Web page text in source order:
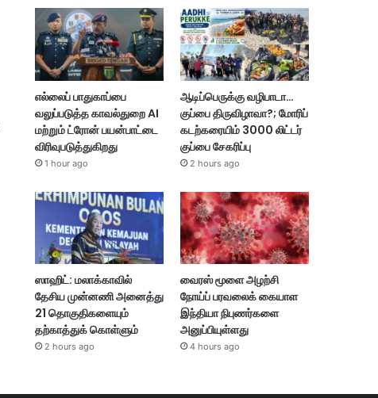
எல்லைப் பாதுகாப்பை
வலுப்படுத்த காவல்துறை AI
மற்றும் ட்ரோன் பயன்பாட்டை
விரிவுபடுத்துகிறது
1 hour ago
ஆடிப்பெருக்கு வழிபாடா…
குப்பை திருவிழாவா?; மோரிப்
கடற்கரையிம் 3000 லிட்டர்
குப்பை சேகரிப்பு
2 hours ago
ஸாஹிட்: மலாக்காவில்
தேசிய முன்னணி அனைத்து
21 தொகுதிகளையும்
தற்காத்துக் கொள்ளும்
2 hours ago
வைரஸ் மூளை அழற்சி
நோய்ப் பரவலைக் கையாள
இந்தியா நிபுணர்களை
அனுப்பியுள்ளது
4 hours ago